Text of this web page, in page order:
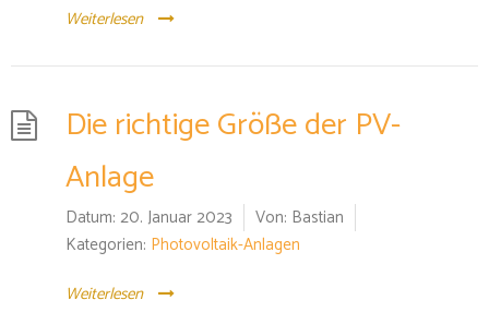
Weiterlesen
Die richtige Größe der PV-
Anlage
Datum: 20. Januar 2023 Von: Bastian
Kategorien: Photovoltaik-Anlagen
Weiterlesen